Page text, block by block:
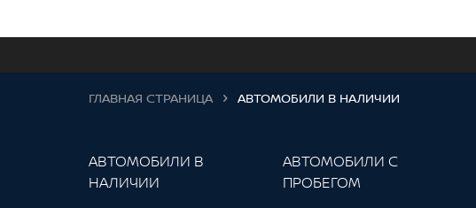
ГЛАВНАЯ СТРАНИЦА АВТОМОБИЛИ В НАЛИЧИИ
АВТОМОБИЛИ В
НАЛИЧИИ
АВТОМОБИЛИ С
ПРОБЕГОМ